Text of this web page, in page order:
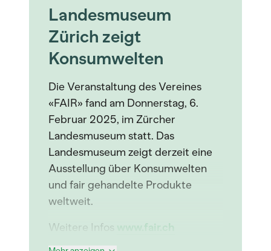
Landesmuseum
Zürich zeigt
Konsumwelten
Die Veranstaltung des Vereines
«FAIR» fand am Donnerstag, 6.
Februar 2025, im Zürcher
Landesmuseum statt. Das
Landesmuseum zeigt derzeit eine
Ausstellung über Konsumwelten
und fair gehandelte Produkte
weltweit.
Weitere Infos www.fair.ch